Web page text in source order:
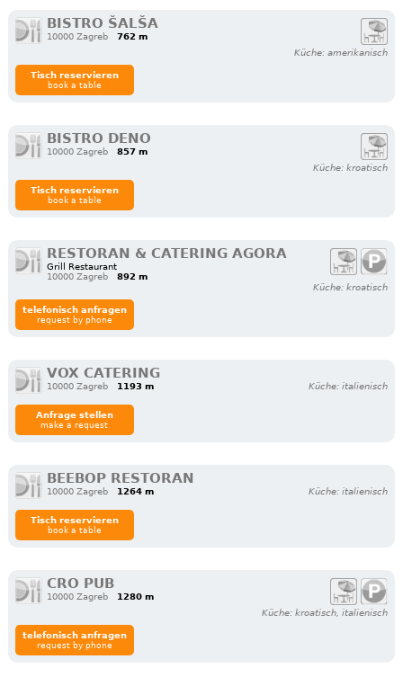
BISTRO ŠALŠA
10000 Zagreb
762 m
Küche: amerikanisch
Tisch reservieren
book a table
BISTRO DENO
10000 Zagreb
857 m
Küche: kroatisch
Tisch reservieren
book a table
RESTORAN & CATERING AGORA
Grill Restaurant
10000 Zagreb
892 m
Küche: kroatisch
telefonisch anfragen
request by phone
VOX CATERING
10000 Zagreb 1193 m Küche: italienisch
Anfrage stellen
make a request
BEEBOP RESTORAN
10000 Zagreb 1264 m Küche: italienisch
Tisch reservieren
book a table
CRO PUB
10000 Zagreb
1280 m
Küche: kroatisch, italienisch
telefonisch anfragen
request by phone